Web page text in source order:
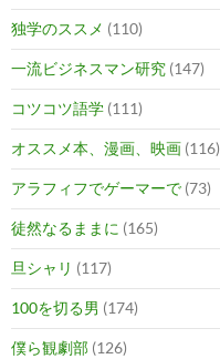
独学のススメ (110)
一流ビジネスマン研究 (147)
コツコツ語学 (111)
オススメ本、漫画、映画 (116)
アラフィフでゲーマーで (73)
徒然なるままに (165)
旦シャリ (117)
100を切る男 (174)
僕ら観劇部 (126)